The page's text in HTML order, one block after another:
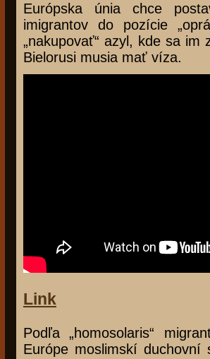
Európska únia chce
imigrantov do pozície
„nakupovať“ azyl, kde sa im
Bielorusi musia mať víza.
Link
Podľa „homosolaris“
Európe moslimskí